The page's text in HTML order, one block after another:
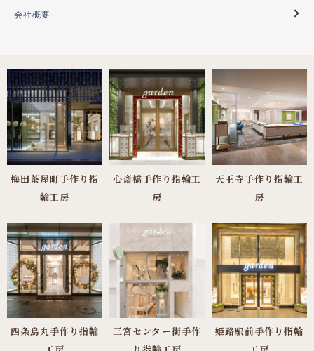
会社概要
梅田茶屋町手作り指
輪工房
心斎橋手作り指輪工
房
天王寺手作り指輪工
房
四条烏丸手作り指輪
三宮センター街手作
姫路駅前手作り指輪